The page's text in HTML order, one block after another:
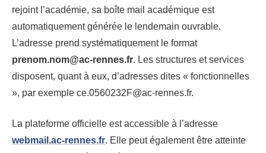
rejoint l’académie, sa boîte mail académique est
automatiquement générée le lendemain ouvrable.
L’adresse prend systématiquement le format
prenom.nom@ac-rennes.fr. Les structures et services
disposent, quant à eux, d’adresses dites « fonctionnelles
», par exemple ce.0560232F@ac-rennes.fr.
La plateforme officielle est accessible à l’adresse
webmail.ac-rennes.fr. Elle peut également être atteinte